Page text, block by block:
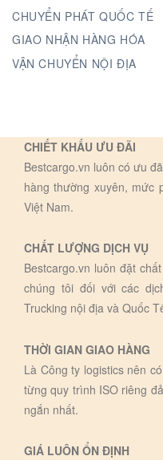
CHUYỂN PHÁT QUỐC TẾ
GIAO NHẬN HÀNG HÓA
VẬN CHUYỂN NỘI ĐỊA
CHIẾT KHẤU ƯU ĐÃI
Bestcargo.vn luôn có ưu
hàng thường xuyên, mức
Việt Nam.
CHẤT LƯỢNG DỊCH VỤ
Bestcargo.vn luôn đặt
chúng tôi đối với các
Trucking nội địa và Quốc
THỜI GIAN GIAO HÀNG
Là Công ty logistics nên
từng quy trình ISO riêng
ngắn nhất.
GIÁ LUÔN ỔN ĐỊNH